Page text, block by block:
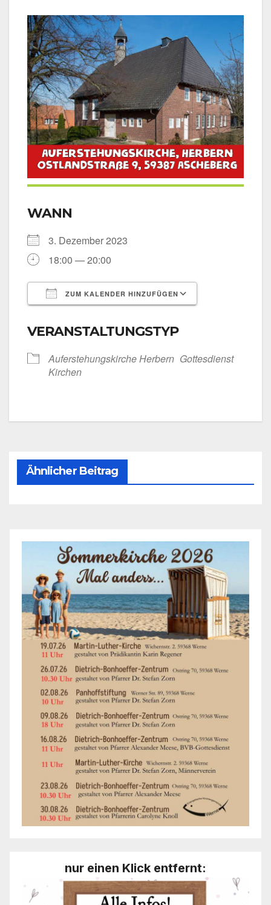
WANN
3. Dezem­ber 2023
18:00 — 20:00
ZUM KALENDER HINZUFÜGEN
VERANSTALTUNGSTYP
Auf­er­ste­hungs­kir­che Her­bern Got­tes­dienst
Kir­chen
Ähnlicher Beitrag
nur einen Klick entfernt: